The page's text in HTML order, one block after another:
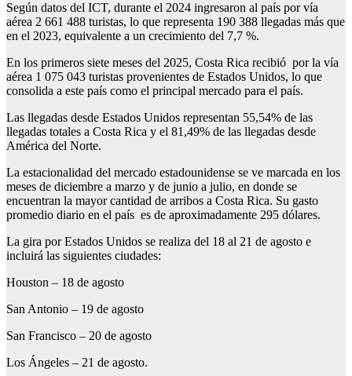
Según datos del ICT, durante el 2024 ingresaron al país por vía
aérea 2 661 488 turistas, lo que representa 190 388 llegadas más que
en el 2023, equivalente a un crecimiento del 7,7 %.
En los primeros siete meses del 2025, Costa Rica recibió por la vía
aérea 1 075 043 turistas provenientes de Estados Unidos, lo que
consolida a este país como el principal mercado para el país.
Las llegadas desde Estados Unidos representan 55,54% de las
llegadas totales a Costa Rica y el 81,49% de las llegadas desde
América del Norte.
La estacionalidad del mercado estadounidense se ve marcada en los
meses de diciembre a marzo y de junio a julio, en donde se
encuentran la mayor cantidad de arribos a Costa Rica. Su gasto
promedio diario en el país es de aproximadamente 295 dólares.
La gira por Estados Unidos se realiza del 18 al 21 de agosto e
incluirá las siguientes ciudades:
Houston – 18 de agosto
San Antonio – 19 de agosto
San Francisco – 20 de agosto
Los Ángeles – 21 de agosto.